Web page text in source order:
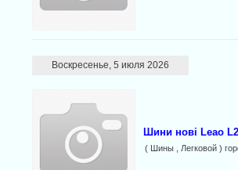
Воскресенье, 5 июля 2026
Шини нові Leao
( Шины , Легковой )